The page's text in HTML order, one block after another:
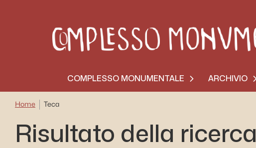
COMPLESSO MONUMENTALE ARCHIVIO
Home Teca
Risultato della ricerca